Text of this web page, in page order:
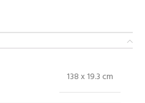
138 x 19.3 cm